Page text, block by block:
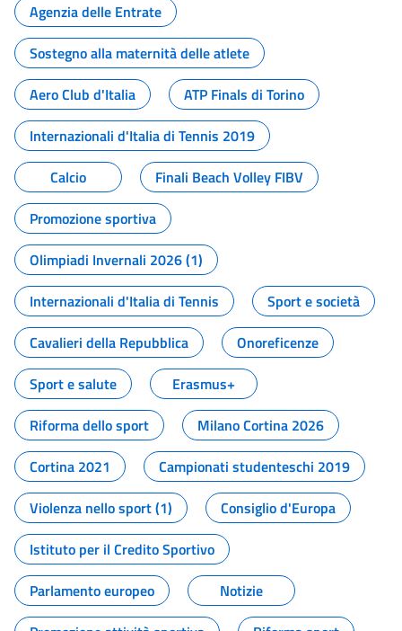
Agenzia delle Entrate
Sostegno alla maternità delle atlete
Aero Club d'Italia
ATP Finals di Torino
Internazionali d'Italia di Tennis 2019
Calcio
Finali Beach Volley FIBV
Promozione sportiva
Olimpiadi Invernali 2026 (1)
Internazionali d'Italia di Tennis
Sport e società
Cavalieri della Repubblica
Onoreficenze
Sport e salute
Erasmus+
Riforma dello sport
Milano Cortina 2026
Cortina 2021
Campionati studenteschi 2019
Violenza nello sport (1)
Consiglio d'Europa
Istituto per il Credito Sportivo
Parlamento europeo
Notizie